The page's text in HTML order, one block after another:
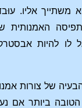
משתייך אליו.
האמנותית
לו להיות
של צורות
ביותר אם